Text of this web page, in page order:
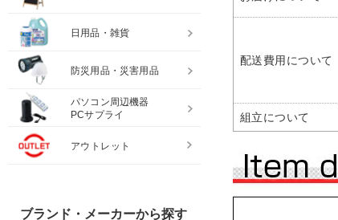
配送費用について
組立について
日用品・雑貨
防災用品・災害用品
パソコン周辺機器
PCサプライ
アウトレット
ブランド・メーカーから探す